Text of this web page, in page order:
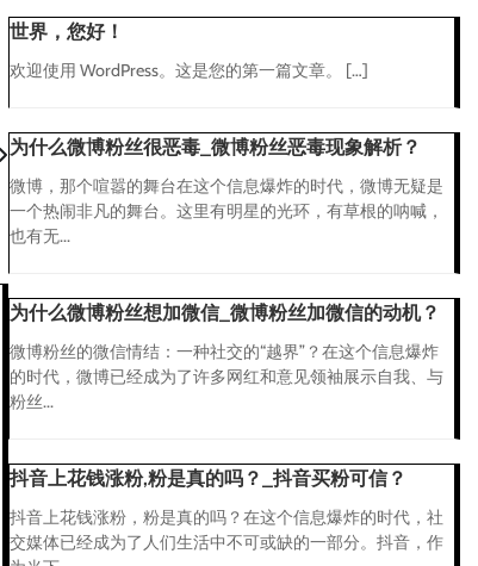
世界，您好！
欢迎使用 WordPress。这是您的第一篇文章。 […]
为什么微博粉丝很恶毒_微博粉丝恶毒现象解析？
微博，那个喧嚣的舞台在这个信息爆炸的时代，微博无疑是
一个热闹非凡的舞台。这里有明星的光环，有草根的呐喊，
也有无...
为什么微博粉丝想加微信_微博粉丝加微信的动机？
微博粉丝的微信情结：一种社交的“越界”？在这个信息爆炸
的时代，微博已经成为了许多网红和意见领袖展示自我、与
粉丝...
抖音上花钱涨粉,粉是真的吗？_抖音买粉可信？
抖音上花钱涨粉，粉是真的吗？在这个信息爆炸的时代，社
交媒体已经成为了人们生活中不可或缺的一部分。抖音，作